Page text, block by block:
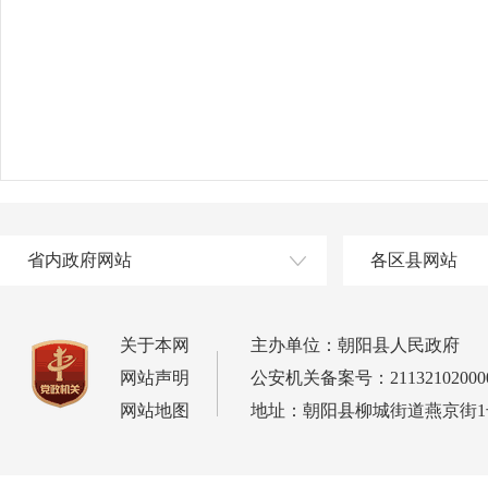
省内政府网站 各区县网站
关于本网
网站声明
网站地图
主办单位：朝阳县人民政府
公安机关备案号：
地址：朝阳县柳城街道燕京街